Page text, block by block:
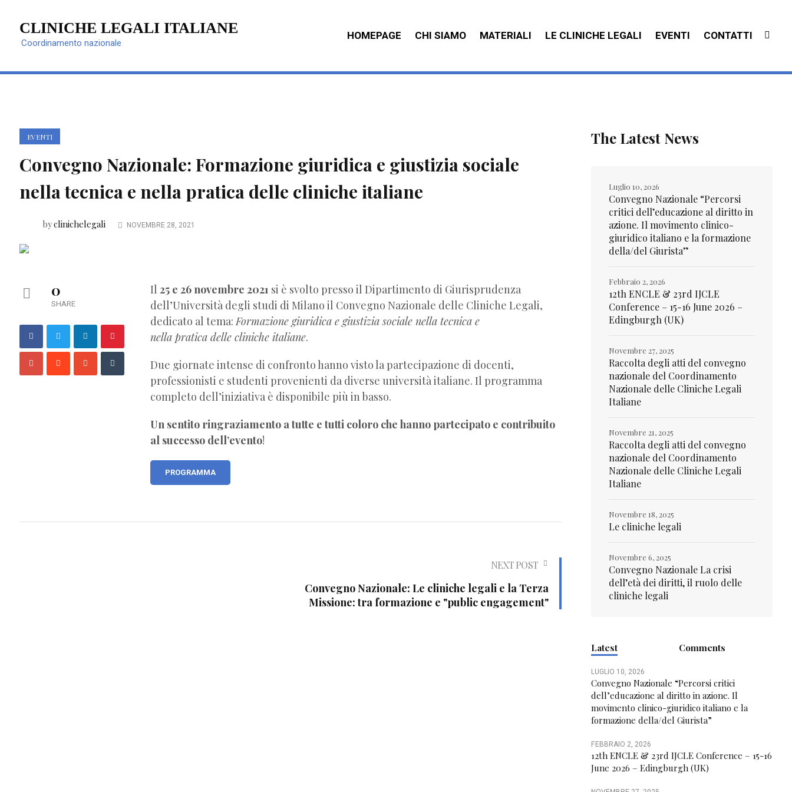
CLINICHE LEGALI ITALIANE
Coordinamento nazionale
HOMEPAGE CHI SIAMO MATERIALI LE CLINICHE LEGALI EVENTI CONTATTI
EVENTI
Convegno Nazionale: Formazione giuridica e giustizia sociale
nella tecnica e nella pratica delle cliniche italiane
byclinichelegali NOVEMBRE 28, 2021
0
SHARE
Il25 e 26 novembre 2021 si è svolto presso il Dipartimento di Giurisprudenza
dell’Università degli studi di Milano il Convegno Nazionale delle Cliniche Legali,
dedicato al tema:Formazione giuridica e giustizia sociale nella tecnica e
nella pratica delle cliniche italiane.
Due giornate intense di confronto hanno visto la partecipazione di docenti,
professionisti e studenti provenienti da diverse università italiane. Il programma
completo dell’iniziativa è disponibile più in basso.
Un sentito ringraziamento a tutte e tutti coloro che hanno partecipato e contribuito
al successo dell’evento!
PROGRAMMA
NEXT POST
Convegno Nazionale: Le cliniche legali e la Terza
Missione: tra formazione e "public engagement"
The Latest News
Convegno Nazionale “Percorsi
critici dell’educazione al diritto in
azione. Il movimento clinico-
giuridico italiano e la formazione
della/del Giurista”
Luglio 10, 2026
12th ENCLE & 23rd IJCLE
Conference – 15-16 June 2026 –
Edingburgh (UK)
Febbraio 2, 2026
Raccolta degli atti del convegno
nazionale del Coordinamento
Nazionale delle Cliniche Legali
Italiane
Novembre 27, 2025
Raccolta degli atti del convegno
nazionale del Coordinamento
Nazionale delle Cliniche Legali
Italiane
Novembre 21, 2025
Le cliniche legali
Novembre 18, 2025
Convegno Nazionale La crisi
dell’età dei diritti, il ruolo delle
cliniche legali
Novembre 6, 2025
Latest Comments
LUGLIO 10, 2026
Convegno Nazionale “Percorsi critici
dell’educazione al diritto in azione. Il
movimento clinico-giuridico italiano e la
formazione della/del Giurista”
FEBBRAIO 2, 2026
12th ENCLE & 23rd IJCLE Conference – 15-16
June 2026 – Edingburgh (UK)